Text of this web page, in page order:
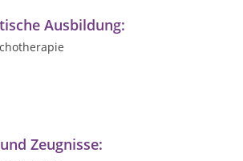
Ausbildung:
Zeugnisse: